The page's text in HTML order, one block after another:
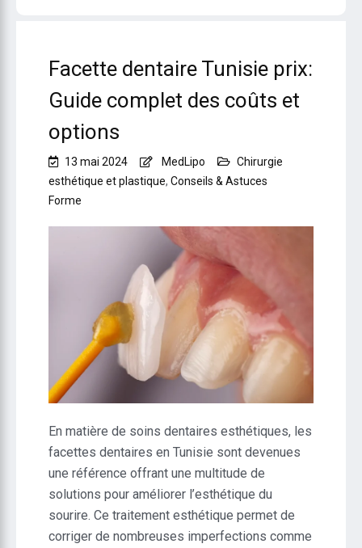
Facette dentaire Tunisie prix:
Guide complet des coûts et
options
13 mai 2024 MedLipo
Chirurgie
esthétique et plastique, Conseils & Astuces
Forme
En matière de soins dentaires esthétiques, les
facettes dentaires en Tunisie sont devenues
une référence offrant une multitude de
solutions pour améliorer l’esthétique du
sourire. Ce traitement esthétique permet de
corriger de nombreuses imperfections comme